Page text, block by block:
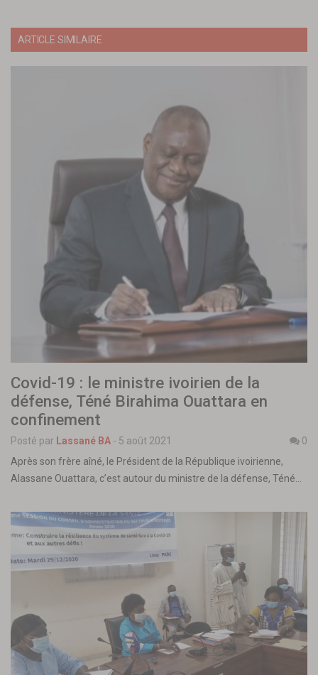
ARTICLE SIMILAIRE
Covid-19 : le ministre ivoirien de la
défense, Téné Birahima Ouattara en
confinement
Posté par Lassané BA - 5 août 2021
0
Après son frère aîné, le Président de la République ivoirienne,
Alassane Ouattara, c’est autour du ministre de la défense, Téné…